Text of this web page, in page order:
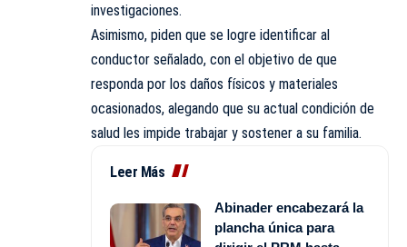
investigaciones.
Asimismo, piden que se logre identificar al
conductor señalado, con el objetivo de que
responda por los daños físicos y materiales
ocasionados, alegando que su actual condición de
salud les impide trabajar y sostener a su familia.
Leer Más
Abinader encabezará la
plancha única para